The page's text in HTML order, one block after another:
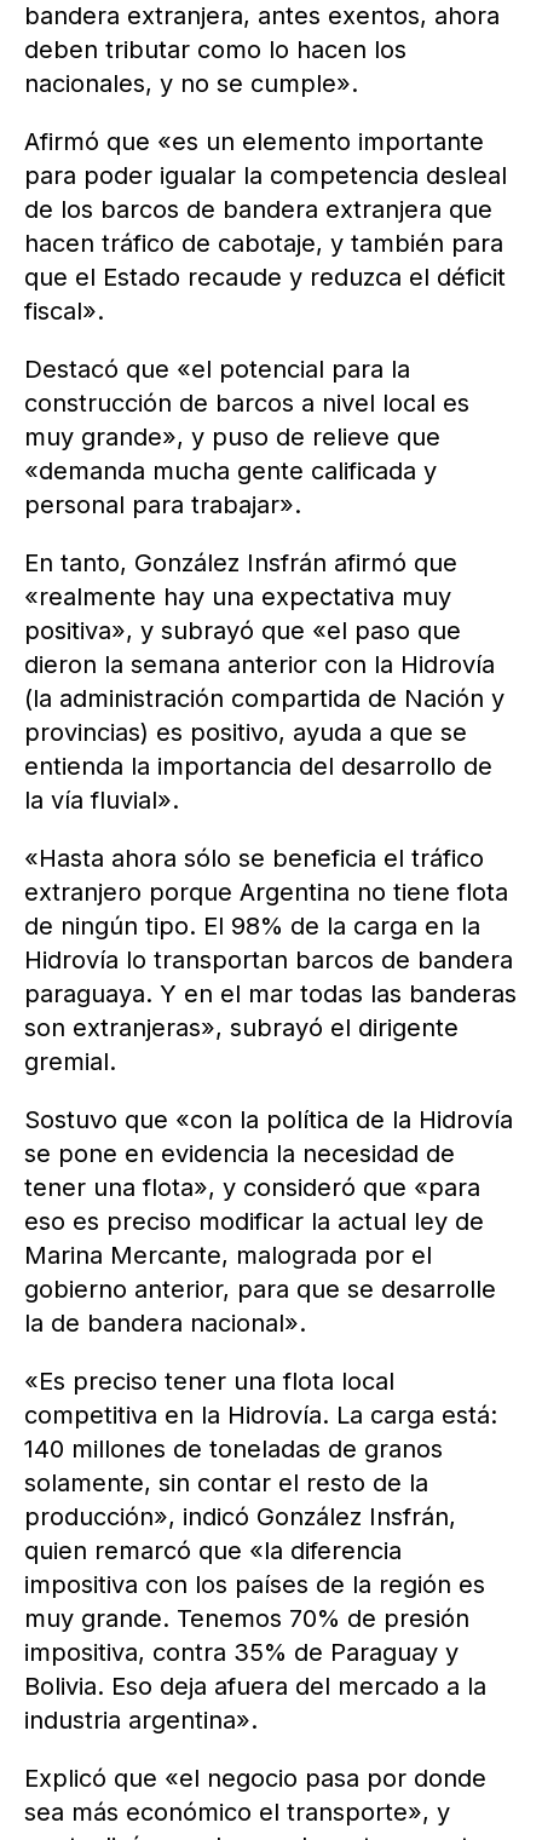
bandera extranjera, antes exentos, ahora
deben tributar como lo hacen los
nacionales, y no se cumple».
Afirmó que «es un elemento importante
para poder igualar la competencia desleal
de los barcos de bandera extranjera que
hacen tráfico de cabotaje, y también para
que el Estado recaude y reduzca el déficit
fiscal».
Destacó que «el potencial para la
construcción de barcos a nivel local es
muy grande», y puso de relieve que
«demanda mucha gente calificada y
personal para trabajar».
En tanto, González Insfrán afirmó que
«realmente hay una expectativa muy
positiva», y subrayó que «el paso que
dieron la semana anterior con la Hidrovía
(la administración compartida de Nación y
provincias) es positivo, ayuda a que se
entienda la importancia del desarrollo de
la vía fluvial».
«Hasta ahora sólo se beneficia el tráfico
extranjero porque Argentina no tiene flota
de ningún tipo. El 98% de la carga en la
Hidrovía lo transportan barcos de bandera
paraguaya. Y en el mar todas las banderas
son extranjeras», subrayó el dirigente
gremial.
Sostuvo que «con la política de la Hidrovía
se pone en evidencia la necesidad de
tener una flota», y consideró que «para
eso es preciso modificar la actual ley de
Marina Mercante, malograda por el
gobierno anterior, para que se desarrolle
la de bandera nacional».
«Es preciso tener una flota local
competitiva en la Hidrovía. La carga está:
140 millones de toneladas de granos
solamente, sin contar el resto de la
producción», indicó González Insfrán,
quien remarcó que «la diferencia
impositiva con los países de la región es
muy grande. Tenemos 70% de presión
impositiva, contra 35% de Paraguay y
Bolivia. Eso deja afuera del mercado a la
industria argentina».
Explicó que «el negocio pasa por donde
sea más económico el transporte», y